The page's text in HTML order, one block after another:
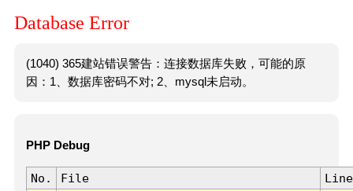
Database Error
(1040) 365建站错误警告：连接数据库失败，可能的原
因：1、数据库密码不对; 2、mysql未启动。
PHP Debug
No. File
Line